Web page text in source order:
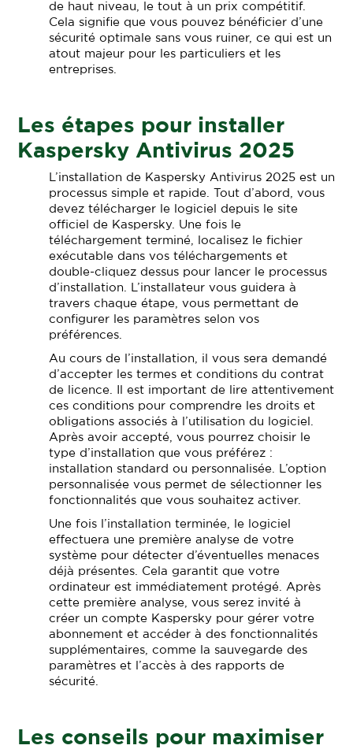
de haut niveau, le tout à un prix compétitif.
Cela signifie que vous pouvez bénéficier d’une
sécurité optimale sans vous ruiner, ce qui est un
atout majeur pour les particuliers et les
entreprises.
Les étapes pour installer
Kaspersky Antivirus 2025
L’installation de Kaspersky Antivirus 2025 est un
processus simple et rapide. Tout d’abord, vous
devez télécharger le logiciel depuis le site
officiel de Kaspersky. Une fois le
téléchargement terminé, localisez le fichier
exécutable dans vos téléchargements et
double-cliquez dessus pour lancer le processus
d’installation. L’installateur vous guidera à
travers chaque étape, vous permettant de
configurer les paramètres selon vos
préférences.
Au cours de l’installation, il vous sera demandé
d’accepter les termes et conditions du contrat
de licence. Il est important de lire attentivement
ces conditions pour comprendre les droits et
obligations associés à l’utilisation du logiciel.
Après avoir accepté, vous pourrez choisir le
type d’installation que vous préférez :
installation standard ou personnalisée. L’option
personnalisée vous permet de sélectionner les
fonctionnalités que vous souhaitez activer.
Une fois l’installation terminée, le logiciel
effectuera une première analyse de votre
système pour détecter d’éventuelles menaces
déjà présentes. Cela garantit que votre
ordinateur est immédiatement protégé. Après
cette première analyse, vous serez invité à
créer un compte Kaspersky pour gérer votre
abonnement et accéder à des fonctionnalités
supplémentaires, comme la sauvegarde des
paramètres et l’accès à des rapports de
sécurité.
Les conseils pour maximiser